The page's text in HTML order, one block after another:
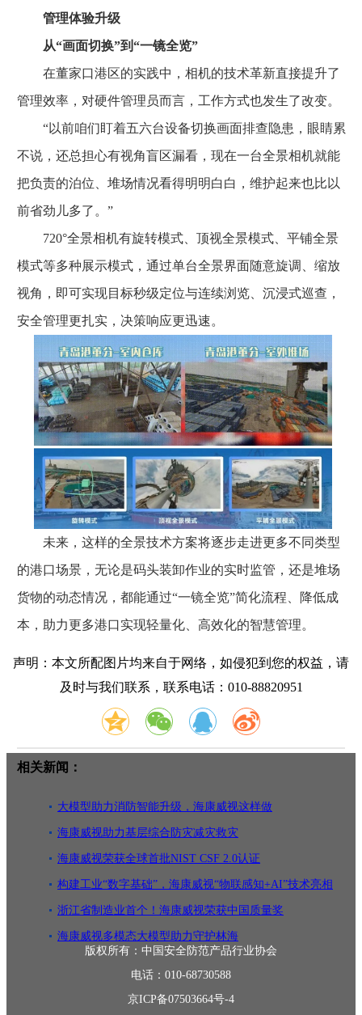
管理体验升级
从“画面切换”到“一镜全览”
在董家口港区的实践中，相机的技术革新直接提升了
管理效率，对硬件管理员而言，工作方式也发生了改变。
“以前咱们盯着五六台设备切换画面排查隐患，眼睛累
不说，还总担心有视角盲区漏看，现在一台全景相机就能
把负责的泊位、堆场情况看得明明白白，维护起来也比以
前省劲儿多了。”
720°全景相机有旋转模式、顶视全景模式、平铺全景
模式等多种展示模式，通过单台全景界面随意旋调、缩放
视角，即可实现目标秒级定位与连续浏览、沉浸式巡查，
安全管理更扎实，决策响应更迅速。
未来，这样的全景技术方案将逐步走进更多不同类型
的港口场景，无论是码头装卸作业的实时监管，还是堆场
货物的动态情况，都能通过“一镜全览”简化流程、降低成
本，助力更多港口实现轻量化、高效化的智慧管理。
声明：本文所配图片均来自于网络，如侵犯到您的权益，请
及时与我们联系，联系电话：010-88820951
相关新闻：
大模型助力消防智能升级，海康威视这样做
海康威视助力基层综合防灾减灾救灾
海康威视荣获全球首批NIST CSF 2.0认证
构建工业“数字基础”，海康威视“物联感知+AI”技术亮相
工博会
浙江省制造业首个！海康威视荣获中国质量奖
海康威视多模态大模型助力守护林海
版权所有：中国安全防范产品行业协会
电话：010-68730588
京ICP备07503664号-4